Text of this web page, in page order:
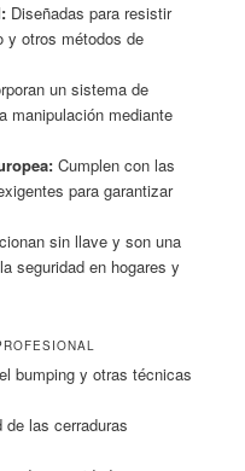
Diseñadas para resistir
y otros métodos de
un sistema de
manipulación mediante
Cumplen con las
para garantizar
sin llave y son una
seguridad en hogares y
bumping y otras técnicas
las cerraduras